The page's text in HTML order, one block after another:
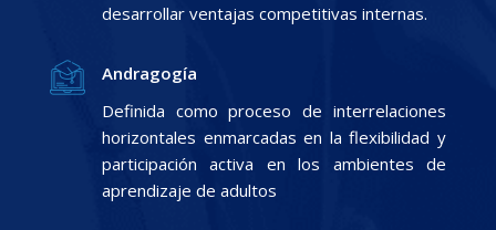
desarrollar ventajas competitivas internas.
Andragogía
Definida como proceso de interrelaciones
horizontales enmarcadas en la flexibilidad y
participación activa en los ambientes de
aprendizaje de adultos